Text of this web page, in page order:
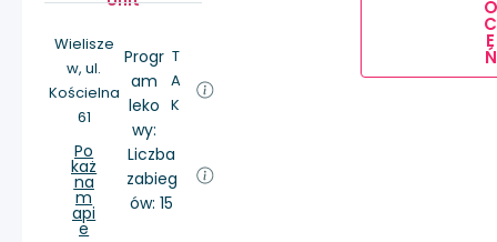
Wielisze
w, ul.
Kościelna
61
Po
każ
na
m
api
e
Progr
am
leko
wy:
T
A
K
Liczba
zabieg
ów: 15
O
C
E
Ń